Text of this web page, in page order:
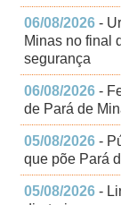
06/08/2026 -
Minas no final
segurança
06/08/2026 -
de Pará de
05/08/2026 -
que põe Pará
05/08/2026 -